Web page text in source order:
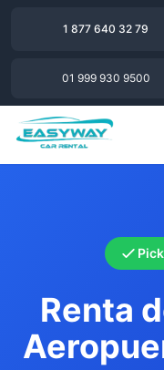
1 877 640 32 79
01 999 930 9500
Renta